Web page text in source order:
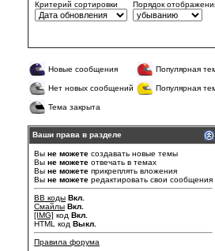
Критерий сортировки Порядок
Новые сообщения Популярная
Нет новых сообщений Популярная
Тема закрыта
Ваши права в разделе
Вы не можете создавать новые темы
Вы не можете отвечать в темах
Вы не можете прикреплять вложения
Вы не можете редактировать свои сообщения
BB коды Вкл.
Смайлы Вкл.
[IMG] код Вкл.
HTML код Выкл.
Правила форума